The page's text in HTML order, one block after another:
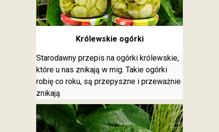
Królewskie ogórki
Starodawny przepis na ogórki królewskie,
które u nas znikają w mig. Takie ogórki
robię co roku, są przepyszne i przeważnie
znikają